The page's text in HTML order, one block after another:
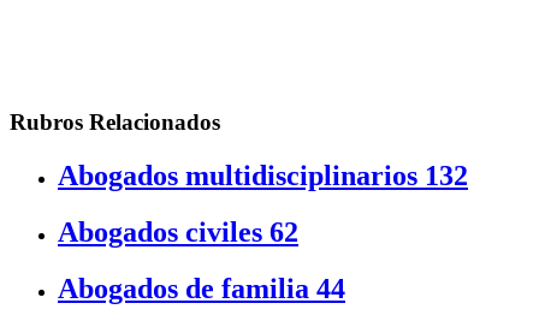
Rubros Relacionados
Abogados multidisciplinarios 132
Abogados civiles 62
Abogados de familia 44